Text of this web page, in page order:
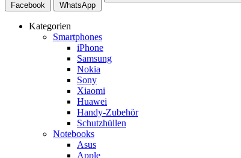
Facebook WhatsApp
Kategorien
Smartphones
iPhone
Samsung
Nokia
Sony
Xiaomi
Huawei
Handy-Zubehör
Schutzhüllen
Notebooks
Asus
Apple